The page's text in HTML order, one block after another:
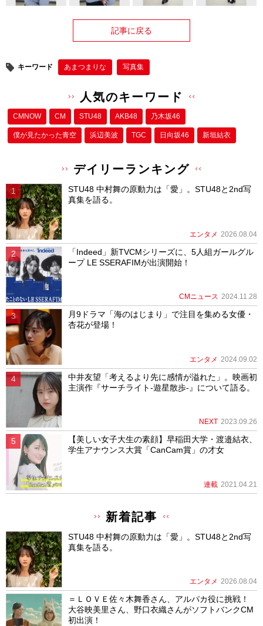
記事に戻る
キーワード あまつまりな 写真集
人気のキーワード
CMNOW CM STU48 AKB48 乃木坂46
僕が⾒たかった⻘空 浜辺美波 TGC 日向坂46 新垣結衣
デイリーランキング
STU48 中村舞の原動力は「愛」。STU48と2nd写
真集を語る。
エンタメ 2026.08.04
「Indeed」新TVCMシリーズに、5人組ガールグル
ープ LE SSERAFIMが出演開始！
CMニュース 2024.11.28
月9ドラマ「海のはじまり」で注目を集める女優・
杏花が登場！
エンタメ 2024.09.02
中井友望「考えるより先に感情が溢れた」。映画初
主演作『サーチライト-遊星散歩-』について語る。
NEXT 2023.09.26
【美しい女子大生の素顔】早稲田大学・渡邉結衣、
学生アナウンス大賞「CanCam賞」の才女
連載 2021.04.21
新着記事
STU48 中村舞の原動力は「愛」。STU48と2nd写
真集を語る。
エンタメ 2026.08.04
＝ＬＯＶＥ佐々木舞香さん、アルパカ役に挑戦！
大谷映美里さん、野口衣織さんがソフトバンクCM
初出演！